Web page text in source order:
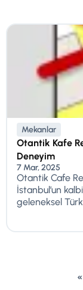
Mekanlar
Otantik Kafe
Deneyim
7 Mar, 2025
Otantik Cafe
İstanbul’un
geleneksel